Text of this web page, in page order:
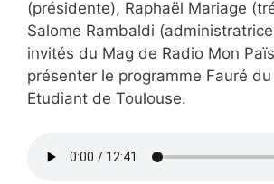
(présidente), Raphaël Mariage
Salome Rambaldi
invités du Mag de Radio Mon
présenter le programme Fauré
Etudiant de Toulouse.